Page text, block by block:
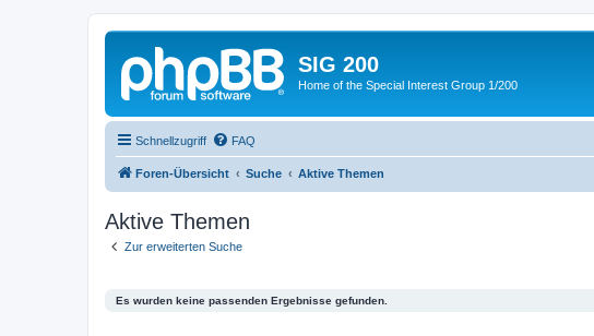
SIG 200
Home of the Special Interest Group 1/200
Schnellzugriff FAQ
Foren-Übersicht Suche Aktive Themen
Aktive Themen
Zur erweiterten Suche
Es wurden keine passenden Ergebnisse gefunden.